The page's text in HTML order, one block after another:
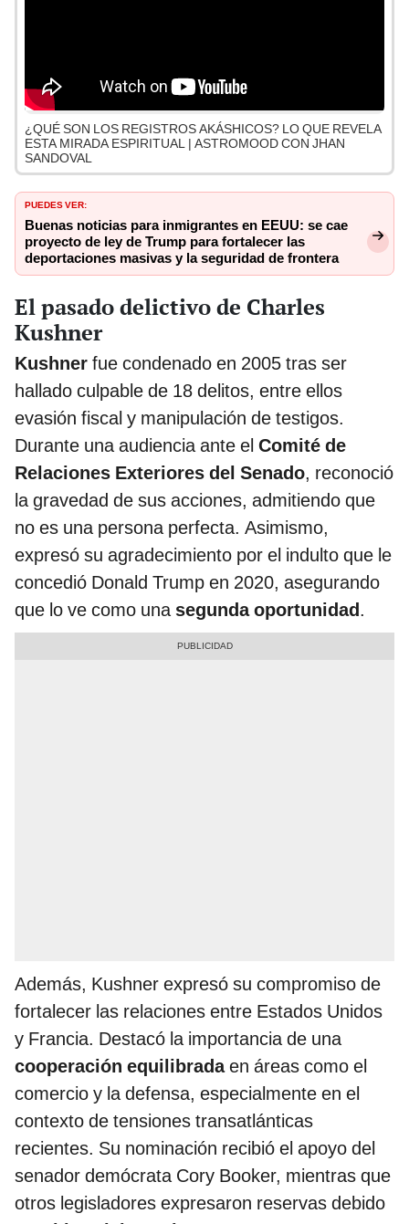
¿QUÉ SON LOS REGISTROS AKÁSHICOS? LO QUE REVELA
ESTA MIRADA ESPIRITUAL | ASTROMOOD CON JHAN
SANDOVAL
PUEDES VER:
Buenas noticias para inmigrantes en EEUU: se cae
proyecto de ley de Trump para fortalecer las
deportaciones masivas y la seguridad de frontera
El pasado delictivo de Charles
Kushner
Kushner fue condenado en 2005 tras ser
hallado culpable de 18 delitos, entre ellos
evasión fiscal y manipulación de testigos.
Durante una audiencia ante el Comité de
Relaciones Exteriores del Senado, reconoció
la gravedad de sus acciones, admitiendo que
no es una persona perfecta. Asimismo,
expresó su agradecimiento por el indulto que le
concedió Donald Trump en 2020, asegurando
que lo ve como una segunda oportunidad.
Además, Kushner expresó su compromiso de
fortalecer las relaciones entre Estados Unidos
y Francia. Destacó la importancia de una
cooperación equilibradaen áreas como el
comercio y la defensa, especialmente en el
contexto de tensiones transatlánticas
recientes. Su nominación recibió el apoyo del
senador demócrata Cory Booker, mientras que
otros legisladores expresaron reservas debido